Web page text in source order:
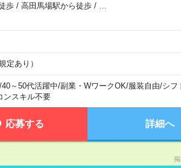
歩/ 高田馬場駅から徒歩/
あり）
40～50代活躍中/副業・WワークOK/服装自由/シフ
ンスキル不要
応募する 詳細へ